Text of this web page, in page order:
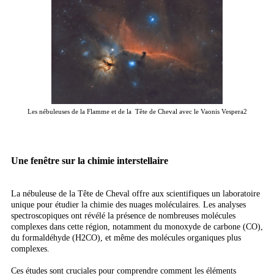
Les nébuleuses de la Flamme et de la Tête de Cheval avec le Vaonis Vespera2
Une fenêtre sur la chimie interstellaire
La nébuleuse de la Tête de Cheval offre aux scientifiques un laboratoire
unique pour étudier la chimie des nuages moléculaires. Les analyses
spectroscopiques ont révélé la présence de nombreuses molécules
complexes dans cette région, notamment du monoxyde de carbone (CO),
du formaldéhyde (H2CO), et même des molécules organiques plus
complexes.
Ces études sont cruciales pour comprendre comment les éléments